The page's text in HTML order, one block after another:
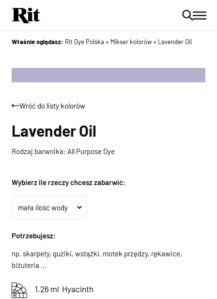
Właśnie oglądasz: Rit Dye Polska » Mikser kolorów » Lavender Oil
Wróć do listy kolorów
Lavender Oil
Rodzaj barwnika: All Purpose Dye
Wybierz ile rzeczy chcesz zabarwić:
Potrzebujesz:
np. skarpety, guziki, wstążki, motek przędzy, rękawice,
biżuteria ...
1.26 ml Hyacinth